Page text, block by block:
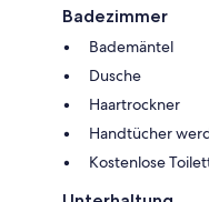
Badezimmer
Bademäntel
Dusche
Haartrockner
Handtücher
Kostenlose